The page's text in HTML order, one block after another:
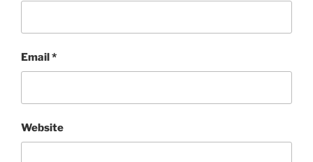
Email*
Website